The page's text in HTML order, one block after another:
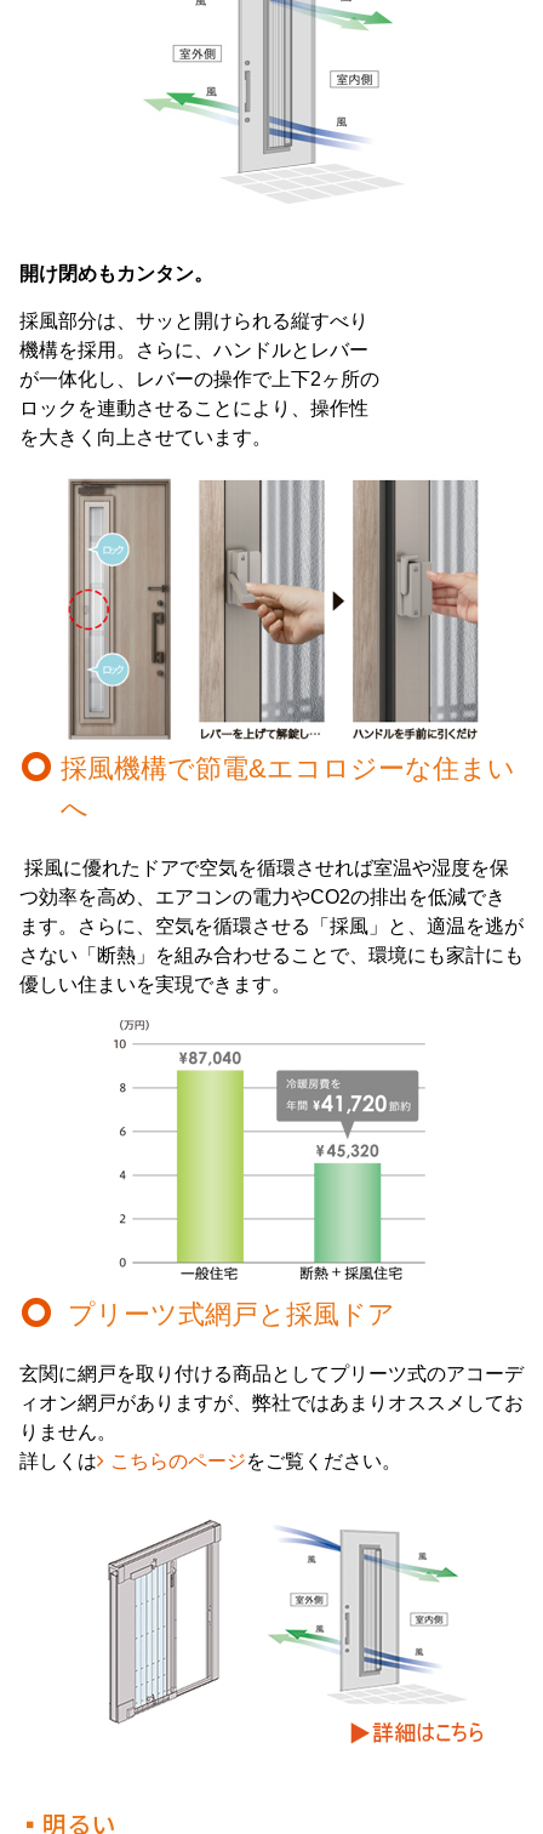
開け閉めもカンタン。
採風部分は、サッと開けられる縦すべり
機構を採用。さらに、ハンドルとレバー
が一体化し、レバーの操作で上下2ヶ所の
ロックを連動させることにより、操作性
を大きく向上させています。
採風機構で節電&エコロジーな住まい
へ
採風に優れたドアで空気を循環させれば室温や湿度を保
つ効率を高め、エアコンの電力やCO2の排出を低減でき
ます。さらに、空気を循環させる「採風」と、適温を逃が
さない「断熱」を組み合わせることで、環境にも家計にも
優しい住まいを実現できます。
プリーツ式網戸と採風ドア
玄関に網戸を取り付ける商品としてプリーツ式のアコーデ
ィオン網戸がありますが、弊社ではあまりオススメしてお
りません。
詳しくは
こちらのページをご覧ください。
▪明るい